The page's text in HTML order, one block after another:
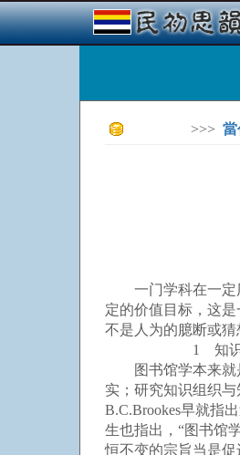
>>> 當
一门学科在一定历
定的价值目标，这
不是人为的臆断或
1 知识化：
图书馆学本来就是
实；研究知识组织
B.C.Brookes早就指
生也指出，“图书馆
恒不变的宗旨当是